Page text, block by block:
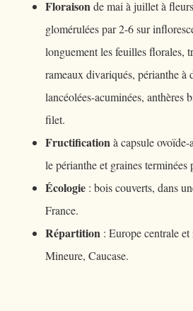
Floraisonde mai à juillet à
glomérulées par 2-6 sur
longuement les feuilles florales,
rameaux divariqués, périanthe à
lancéolées-acuminées, anthères
filet.
Fructificationà capsule
le périanthe et graines terminées
Écologie : bois couverts, dans
France.
Répartition : Europe centrale
Mineure, Caucase.